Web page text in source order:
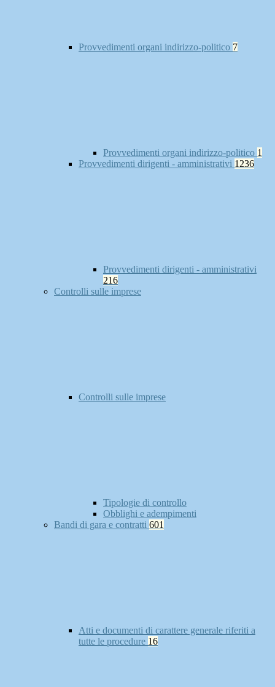
Provvedimenti organi indirizzo-politico 7
Provvedimenti organi indirizzo-politico 1
Provvedimenti dirigenti - amministrativi 1236
Provvedimenti dirigenti - amministrativi
216
Controlli sulle imprese
Controlli sulle imprese
Tipologie di controllo
Obblighi e adempimenti
Bandi di gara e contratti 601
Atti e documenti di carattere generale riferiti a
tutte le procedure 16